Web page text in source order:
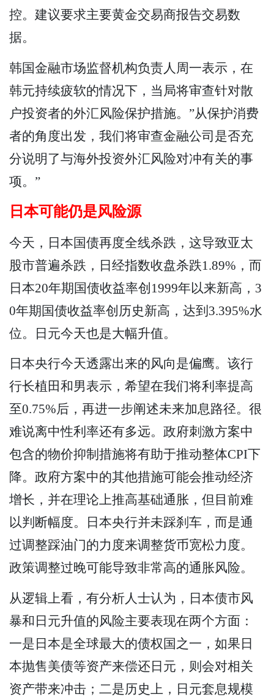
控。建议要求主要黄金交易商报告交易数
据。
韩国金融市场监督机构负责人周一表示，在
韩元持续疲软的情况下，当局将审查针对散
户投资者的外汇风险保护措施。”从保护消费
者的角度出发，我们将审查金融公司是否充
分说明了与海外投资外汇风险对冲有关的事
项。”
日本可能仍是风险源
今天，日本国债再度全线杀跌，这导致亚太
股市普遍杀跌，日经指数收盘杀跌1.89%，而
日本20年期国债收益率创1999年以来新高，3
0年期国债收益率创历史新高，达到3.395%水
位。日元今天也是大幅升值。
日本央行今天透露出来的风向是偏鹰。该行
行长植田和男表示，希望在我们将利率提高
至0.75%后，再进一步阐述未来加息路径。很
难说离中性利率还有多远。政府刺激方案中
包含的物价抑制措施将有助于推动整体CPI下
降。政府方案中的其他措施可能会推动经济
增长，并在理论上推高基础通胀，但目前难
以判断幅度。日本央行并未踩刹车，而是通
过调整踩油门的力度来调整货币宽松力度。
政策调整过晚可能导致非常高的通胀风险。
从逻辑上看，有分析人士认为，日本债市风
暴和日元升值的风险主要表现在两个方面：
一是日本是全球最大的债权国之一，如果日
本抛售美债等资产来偿还日元，则会对相关
资产带来冲击；二是历史上，日元套息规模